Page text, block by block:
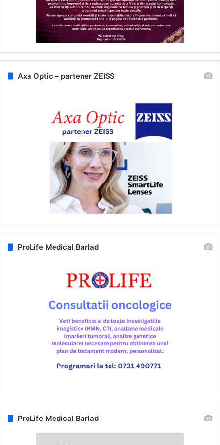
Axa Optic – partener ZEISS
ProLife Medical Barlad
ProLife Medical Barlad